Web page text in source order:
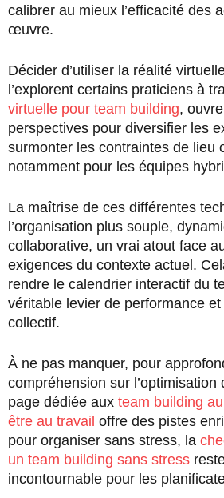
calibrer au mieux l’efficacité des
œuvre.
Décider d’utiliser la réalité
l’explorent certains praticiens à
virtuelle pour team building,
perspectives pour diversifier les
surmonter les contraintes de lieu
notamment pour les équipes
La maîtrise de ces différentes
l’organisation plus souple,
collaborative, un vrai atout face
exigences du contexte actuel.
rendre le calendrier interactif du
véritable levier de performance
collectif.
À ne pas manquer, pour
compréhension sur l’optimisation
page dédiée aux team building
être au travail offre des pistes
pour organiser sans stress, la
un team building sans stress
incontournable pour les